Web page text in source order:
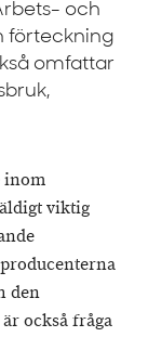
och
förteckning
omfattar
inom
viktig
den
också fråga